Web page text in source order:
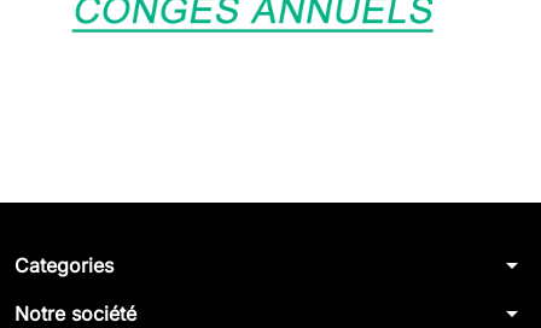
Categories arrow_drop_down
Notre société arrow_drop_down